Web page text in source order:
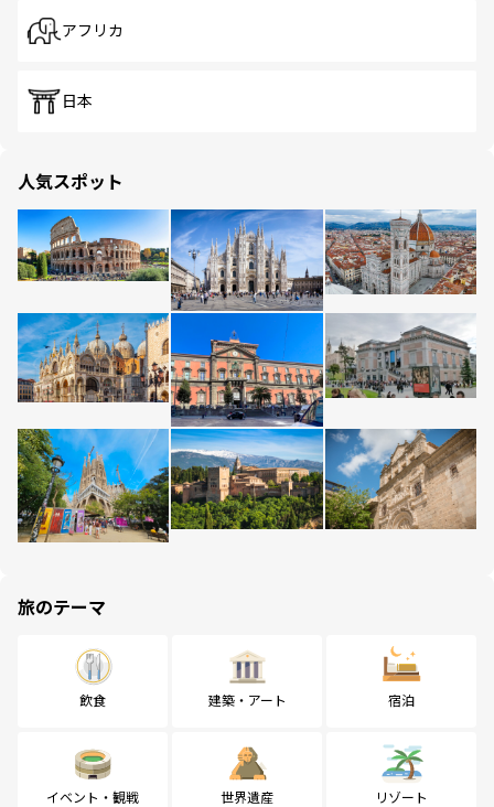
アフリカ
日本
人気スポット
旅のテーマ
飲食 建築・アート 宿泊
イベント・観戦 世界遺産 リゾート